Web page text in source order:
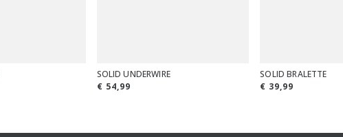
SOLID UNDERWIRE
€ 54,99
SOLID BRALETTE
€ 39,99